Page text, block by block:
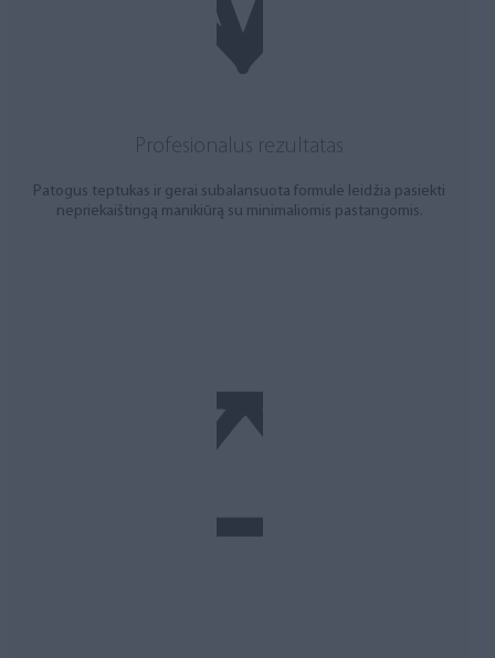
Profesionalus rezultatas
Patogus teptukas ir gerai subalansuota formulė leidžia pasiekti
nepriekaištingą manikiūrą su minimaliomis pastangomis.